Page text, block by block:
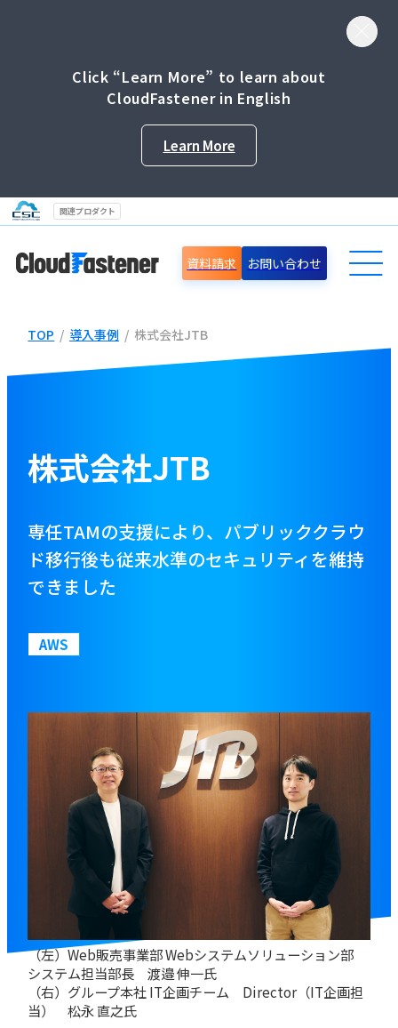
Click “Learn More” to learn about
CloudFastener in English
Learn More
関連プロダクト
導入事例
ブログ
資料をダウンロードする
資料請求 お問い合わせ
TOP / 導入事例 / 株式会社JTB
株式会社JTB
専任TAMの支援により、パブリッククラウ
ド移行後も従来水準のセキュリティを維持
できました
AWS
（左）Web販売事業部 Webシステムソリューション部
システム担当部長 渡邉 伸一氏
（右）グループ本社 IT企画チーム Director（IT企画担
当） 松永 直之氏